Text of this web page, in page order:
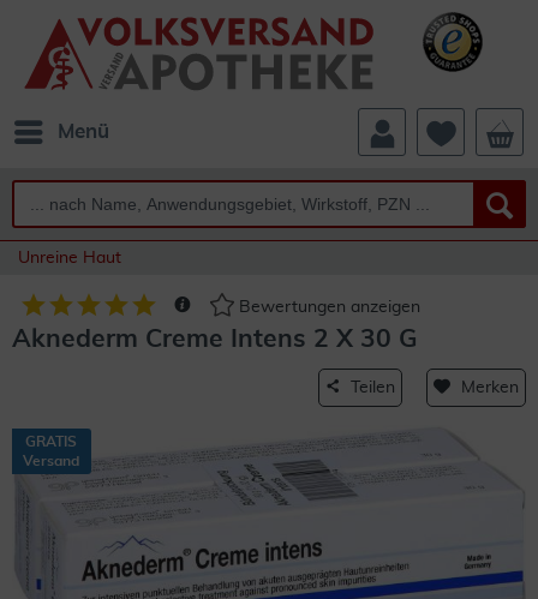
Menü
Unreine Haut
Bewertungen anzeigen
Aknederm Creme Intens 2 X 30 G
Teilen Merken
GRATIS
Versand